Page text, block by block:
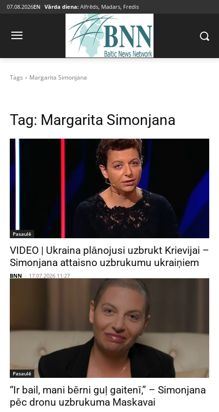
07.08.2026EN Vārda diena: Alfrēds, Madars, Fredis
Tags Margarita Simonjana
Tag: Margarita Simonjana
Pasaulē
VIDEO | Ukraina plānojusi uzbrukt Krievijai –
Simonjana attaisno uzbrukumu ukraiņiem
BNN - 17.07.2026 11:27
Pasaulē
“Ir bail, mani bērni guļ gaitenī,” – Simonjana
pēc dronu uzbrukuma Maskavai